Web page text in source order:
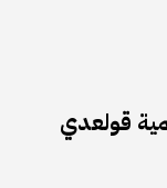
قولعدي